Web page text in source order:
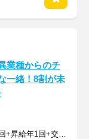
業種からのチ
一緒！8割が未
月給28～45.1万円+賞与年2回+昇給年1回+交通費全額